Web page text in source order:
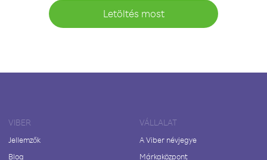
Letöltés most
VIBER
Jellemzők
Blog
VÁLLALAT
A Viber névjegye
Márkaközpont